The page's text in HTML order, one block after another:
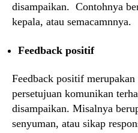
disampaikan. Contohnya
kepala, atau semacamnnya.
Feedback positif
Feedback positif
persetujuan komunikan
disampaikan. Misalnya
senyuman, atau sikap